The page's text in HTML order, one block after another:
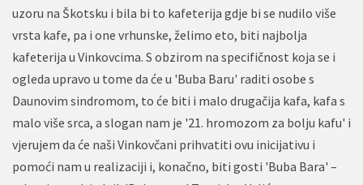
uzoru na Škotsku i bila bi to kafeterija gdje bi se nudilo više
vrsta kafe, pa i one vrhunske, želimo eto, biti najbolja
kafeterija u Vinkovcima. S obzirom na specifičnost koja se i
ogleda upravo u tome da će u 'Buba Baru' raditi osobe s
Daunovim sindromom, to će biti i malo drugačija kafa, kafa s
malo više srca, a slogan nam je '21. hromozom za bolju kafu' i
vjerujem da će naši Vinkovčani prihvatiti ovu inicijativu i
pomoći nam u realizaciji i, konačno, biti gosti 'Buba Bara' –